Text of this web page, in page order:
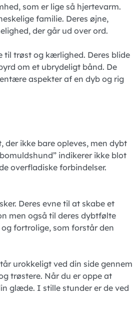
som er lige så hjertevarm.
familie. Deres øjne,
der går ud over ord.
til trøst og kærlighed. Deres blide
om et ubrydeligt bånd. De
aspekter af en dyb og rig
ikke bare opleves, men dybt
indikerer ikke blot
overfladiske forbindelser.
Deres evne til at skabe et
men også til deres dybtfølte
fortrolige, som forstår den
urokkeligt ved din side gennem
trøstere. Når du er oppe at
glæde. I stille stunder er de ved